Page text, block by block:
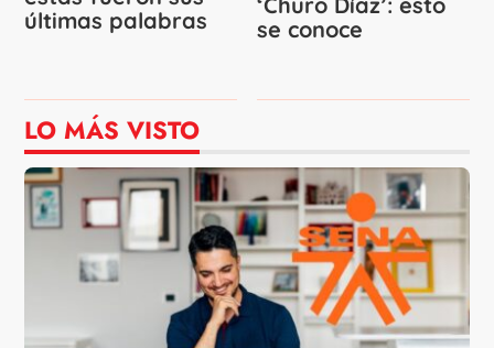
últimas palabras
se conoce
LO MÁS VISTO